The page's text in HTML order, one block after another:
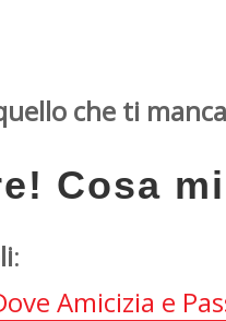
che ti
Cosa
:
Amicizia e